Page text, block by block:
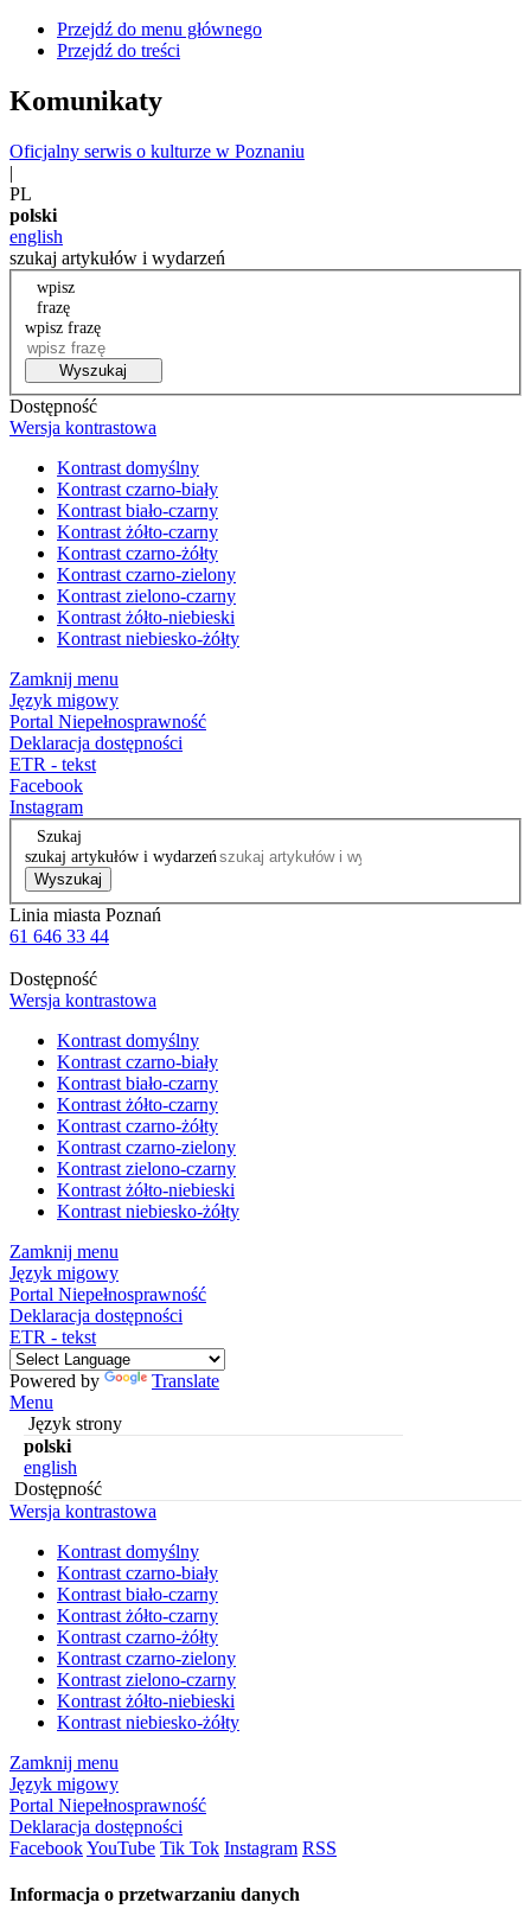
Przejdź do menu głównego
Przejdź do treści
Komunikaty
Oficjalny serwis o kulturze w Poznaniu
|
PL
polski
english
szukaj artykułów i wydarzeń
wpisz
frazę
wpisz frazę
Wyszukaj
Dostępność
Wersja kontrastowa
Kontrast domyślny
Kontrast czarno-biały
Kontrast biało-czarny
Kontrast żółto-czarny
Kontrast czarno-żółty
Kontrast czarno-zielony
Kontrast zielono-czarny
Kontrast żółto-niebieski
Kontrast niebiesko-żółty
Zamknij menu
Język migowy
Portal Niepełnosprawność
Deklaracja dostępności
ETR - tekst
Facebook
Instagram
Szukaj
szukaj artykułów i wydarzeń
Wyszukaj
Linia miasta Poznań
61 646 33 44
Dostępność
Wersja kontrastowa
Kontrast domyślny
Kontrast czarno-biały
Kontrast biało-czarny
Kontrast żółto-czarny
Kontrast czarno-żółty
Kontrast czarno-zielony
Kontrast zielono-czarny
Kontrast żółto-niebieski
Kontrast niebiesko-żółty
Zamknij menu
Język migowy
Portal Niepełnosprawność
Deklaracja dostępności
ETR - tekst
Powered by
Translate
Menu
Język strony
polski
english
Dostępność
Wersja kontrastowa
Kontrast domyślny
Kontrast czarno-biały
Kontrast biało-czarny
Kontrast żółto-czarny
Kontrast czarno-żółty
Kontrast czarno-zielony
Kontrast zielono-czarny
Kontrast żółto-niebieski
Kontrast niebiesko-żółty
Zamknij menu
Język migowy
Portal Niepełnosprawność
Deklaracja dostępności
FacebookYouTube Tik Tok Instagram RSS
Informacja o przetwarzaniu danych